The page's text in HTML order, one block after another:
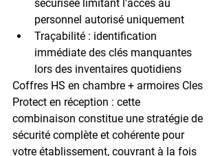
sécurisée limitant l'accès au
personnel autorisé uniquement
Traçabilité : identification
immédiate des clés manquantes
lors des inventaires quotidiens
Coffres HS en chambre + armoires Cles
Protect en réception : cette
combinaison constitue une stratégie de
sécurité complète et cohérente pour
votre établissement, couvrant à la fois